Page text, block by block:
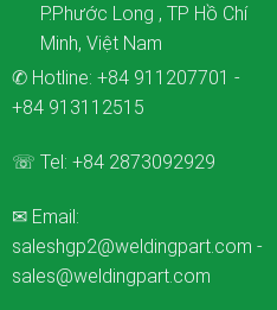
P.Phước Long , TP Hồ Chí
Minh, Việt Nam
✆ Hotline: +84 911207701 -
+84 913112515
☏ Tel: +84 2873092929
✉ Email:
saleshgp2@weldingpart.com -
sales@weldingpart.com